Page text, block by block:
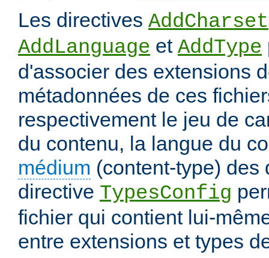
Les directives AddCharset
AddLanguage et AddType
d'associer des extensions
métadonnées de ces
respectivement le jeu de
du contenu, la langue du
médium (content-type) des
directive TypesConfig
fichier qui contient lui-
entre extensions et types